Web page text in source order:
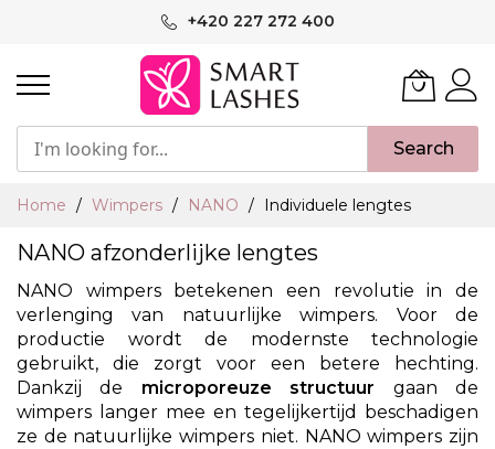
inhoud
+420 227 272 400
Search
Home Wimpers NANO Individuele lengtes
NANO afzonderlijke lengtes
NANO wimpers betekenen een revolutie in de
verlenging van natuurlijke wimpers. Voor de
productie wordt de modernste technologie
gebruikt, die zorgt voor een betere hechting.
Dankzij de microporeuze structuur gaan de
wimpers langer mee en tegelijkertijd beschadigen
ze de natuurlijke wimpers niet. NANO wimpers zijn